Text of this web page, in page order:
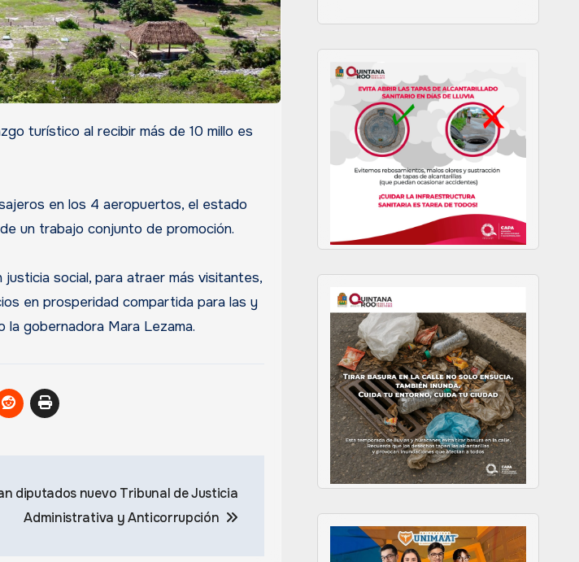
en los 4 aeropuertos, el estado
un trabajo conjunto de promoción.
social, para atraer más visitantes,
en prosperidad compartida para las y
la gobernadora Mara Lezama.
diputados nuevo Tribunal de Justicia
Administrativa y Anticorrupción